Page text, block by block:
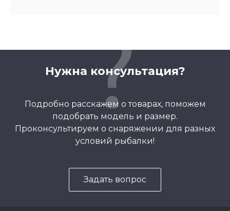
Нужна консультация?
Подробно расскажем о товарах, поможем
подобрать модель и размер.
Проконсультируем о снаряжении для разных
условий рыбалки!
Задать вопрос